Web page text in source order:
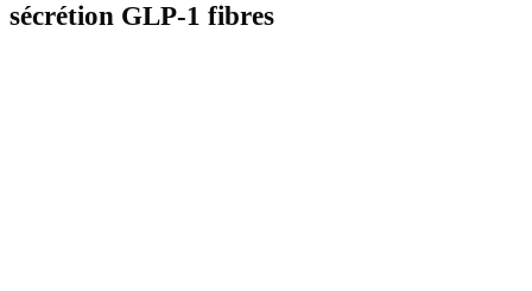
sécrétion GLP-1 fibres